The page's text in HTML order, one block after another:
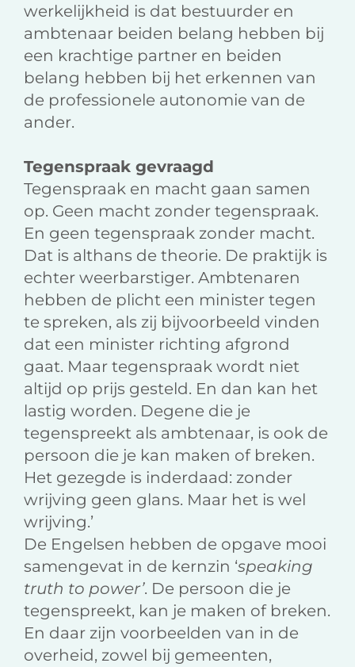
werkelijkheid is dat bestuurder en
ambtenaar beiden belang hebben bij
een krachtige partner en beiden
belang hebben bij het erkennen van
de professionele autonomie van de
ander.
Tegenspraak gevraagd
Tegenspraak en macht gaan samen
op. Geen macht zonder tegenspraak.
En geen tegenspraak zonder macht.
Dat is althans de theorie. De praktijk is
echter weerbarstiger. Ambtenaren
hebben de plicht een minister tegen
te spreken, als zij bijvoorbeeld vinden
dat een minister richting afgrond
gaat. Maar tegenspraak wordt niet
altijd op prijs gesteld. En dan kan het
lastig worden. Degene die je
tegenspreekt als ambtenaar, is ook de
persoon die je kan maken of breken.
Het gezegde is inderdaad: zonder
wrijving geen glans. Maar het is wel
wrijving.’
De Engelsen hebben de opgave mooi
samengevat in de kernzin ‘speaking
truth to power’. De persoon die je
tegenspreekt, kan je maken of breken.
En daar zijn voorbeelden van in de
overheid, zowel bij gemeenten,